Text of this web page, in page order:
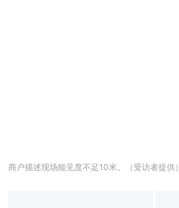
商户描述现场能见度不足10米。（受访者提供）